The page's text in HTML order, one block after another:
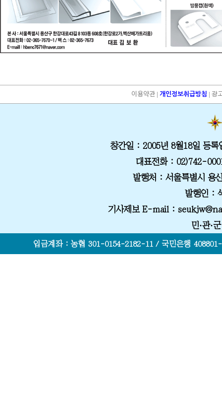
이용약관 |개인정보취급방침 |광
창간일 : 2005년 8월18일 등록
대표전화: 02)742-
발행처 : 서울특별시 용
발행인 :
기사제보 E-mail :
민·관·
입금계좌 : 농협 301-0154-2182-11 / 국민은행